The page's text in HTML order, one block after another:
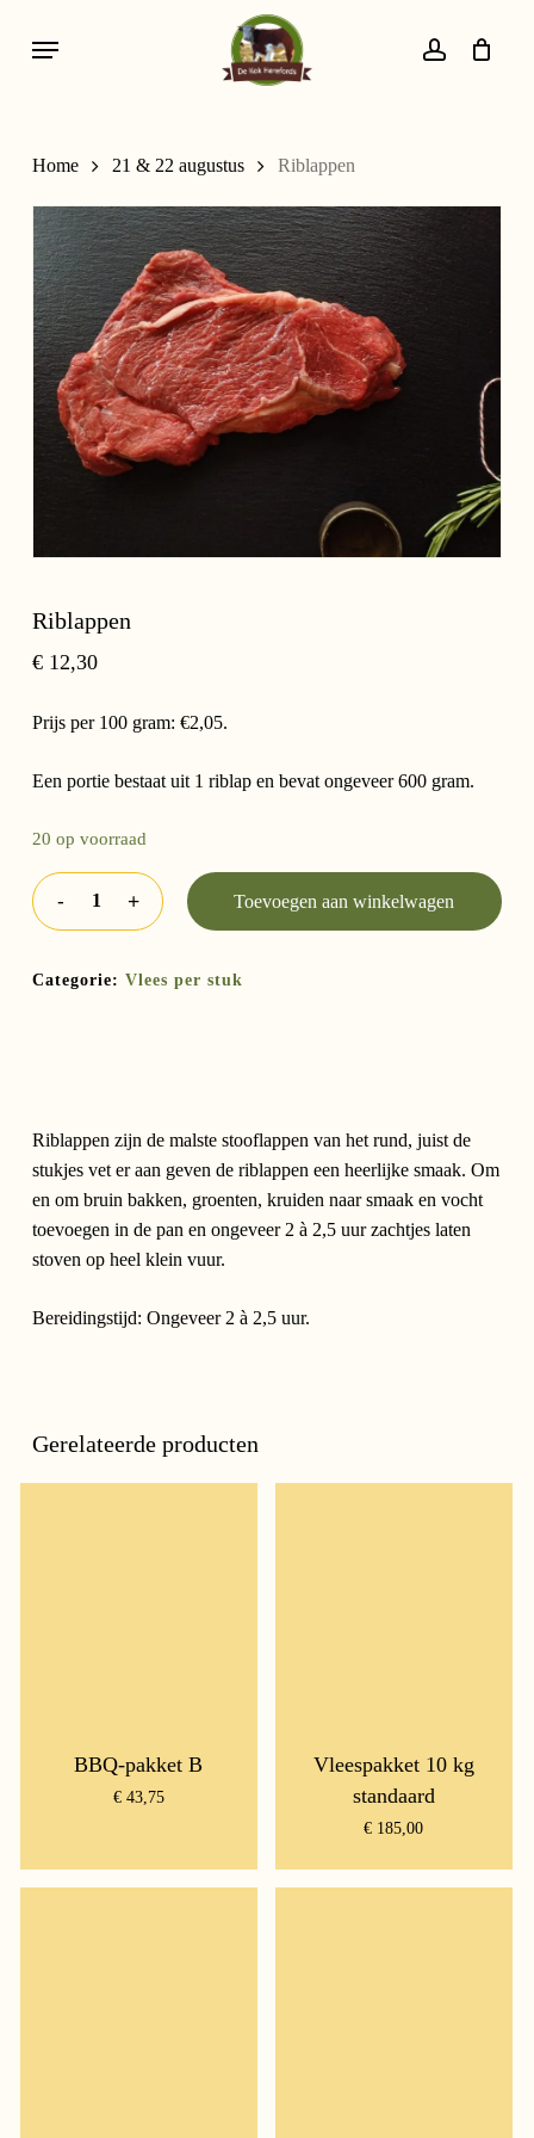
account
Menu
Home 21 & 22 augustus Riblappen
Riblappen
€12,30
Prijs per 100 gram: €2,05.
Een portie bestaat uit 1 riblap en bevat ongeveer 600 gram.
20 op voorraad
Toevoegen aan winkelwagen
Categorie: Vlees per stuk
Riblappen zijn de malste stooflappen van het rund, juist de
stukjes vet er aan geven de riblappen een heerlijke smaak. Om
en om bruin bakken, groenten, kruiden naar smaak en vocht
toevoegen in de pan en ongeveer 2 à 2,5 uur zachtjes laten
stoven op heel klein vuur.
Bereidingstijd: Ongeveer 2 à 2,5 uur.
Gerelateerde producten
BBQ-pakket B
€43,75
Vleespakket 10 kg
standaard
€ 185,00